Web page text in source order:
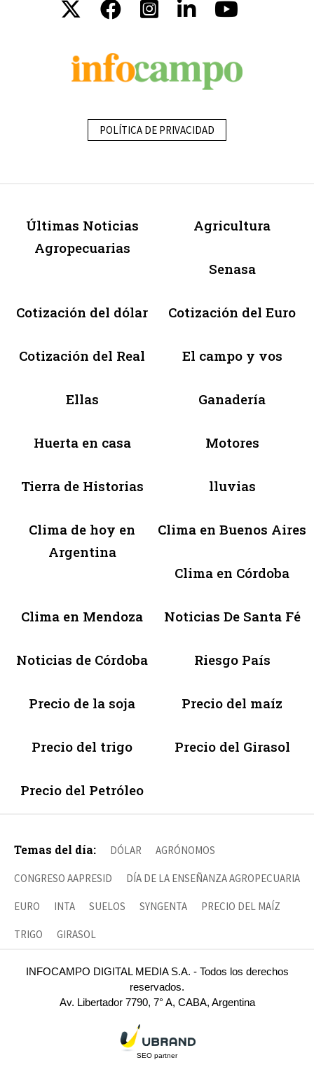
POLÍTICA DE PRIVACIDAD
Últimas Noticias
Agropecuarias
Agricultura
Senasa
Cotización del dólar Cotización del Euro
Cotización del Real El campo y vos
Ellas Ganadería
Huerta en casa Motores
Tierra de Historias lluvias
Clima de hoy en
Argentina
Clima en Buenos Aires
Clima en Córdoba
Clima en Mendoza Noticias De Santa Fé
Noticias de Córdoba Riesgo País
Precio de la soja Precio del maíz
Precio del trigo Precio del Girasol
Precio del Petróleo
Temas del día: DÓLAR AGRÓNOMOS
CONGRESO AAPRESID DÍA DE LA ENSEÑANZA AGROPECUARIA
EURO INTA SUELOS SYNGENTA PRECIO DEL MAÍZ
TRIGO GIRASOL
INFOCAMPO DIGITAL MEDIA S.A. - Todos los derechos
reservados.
Av. Libertador 7790, 7° A, CABA, Argentina
SEO partner